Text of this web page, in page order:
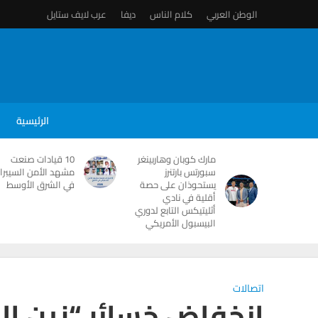
الوطن العربي كلام الناس ديفا عرب لايف ستايل
الرئيسية
مارك كوبان وهاربينغر
سبورتس بارتنرز
يستحوذان على حصة
أقلية في نادي
أثليتيكس التابع لدوري
البيسبول الأمريكي
10 قيادات صنعت
مشهد الأمن
في الشرق الأوسط
اتصالات